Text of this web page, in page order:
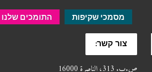
צור קשר:
מסמכי שקיפות
התומכים שלנו